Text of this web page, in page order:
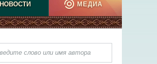
НОВОСТИ МЕДИА